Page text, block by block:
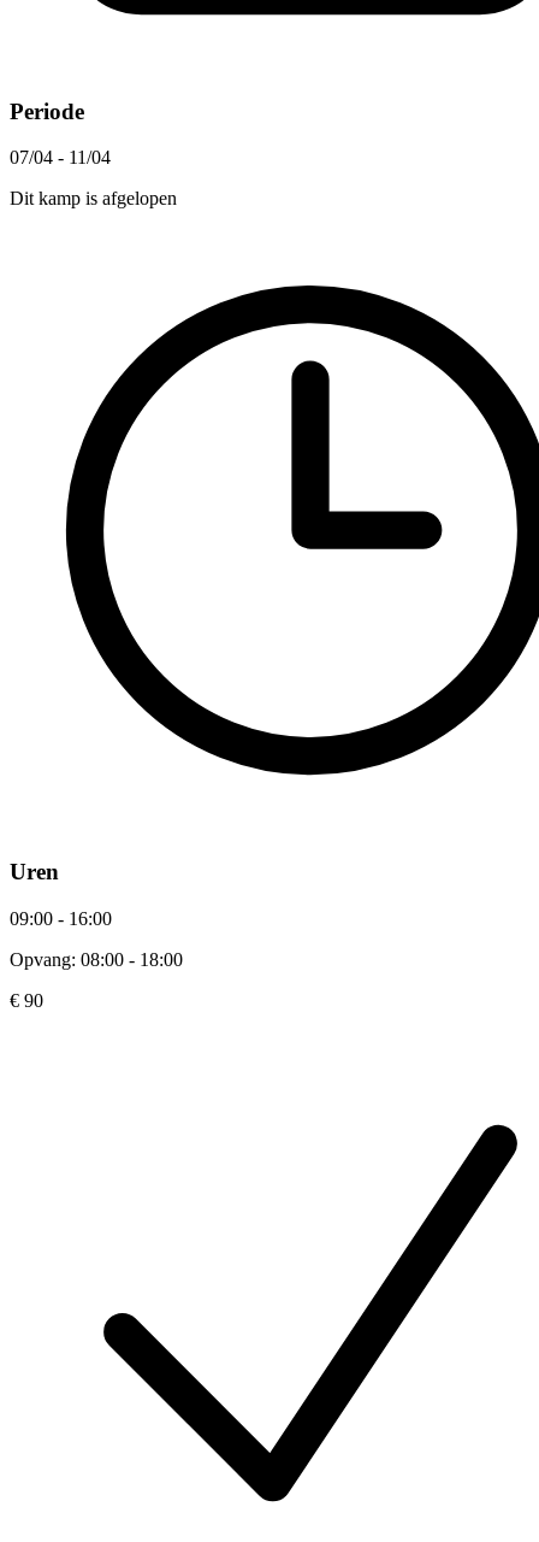
Periode
07/04 - 11/04
Dit kamp is afgelopen
Uren
09:00 - 16:00
Opvang: 08:00 - 18:00
€ 90